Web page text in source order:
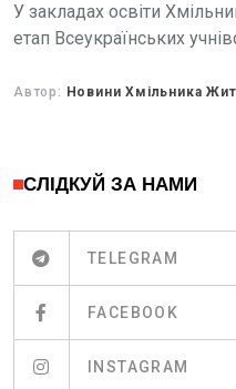
У закладах освіти
етап Всеукраїнських
Автор: Новини Хмільника
СЛІДКУЙ ЗА НАМИ
TELEGRAM
FACEBOOK
INSTAGRAM